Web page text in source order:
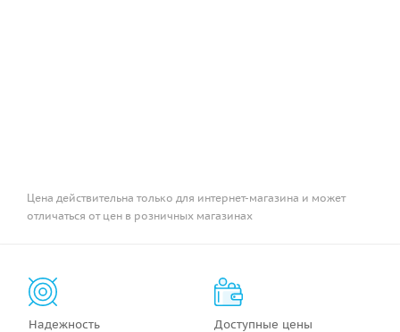
Цена действительна только для интернет-магазина и может
отличаться от цен в розничных магазинах
Надежность
Доступные цены